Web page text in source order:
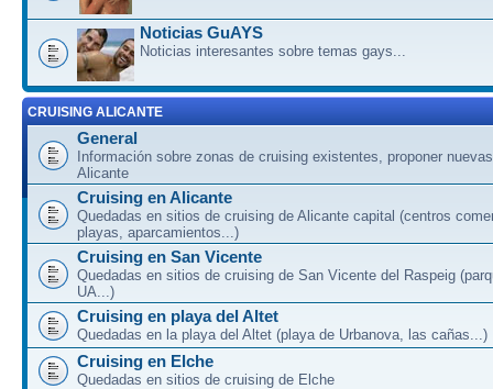
Noticias GuAYS
Noticias interesantes sobre temas gays...
CRUISING ALICANTE
General
Información sobre zonas de cruising existentes, proponer
Alicante
Cruising en Alicante
Quedadas en sitios de cruising de Alicante capital (centros
playas, aparcamientos...)
Cruising en San Vicente
Quedadas en sitios de cruising de San Vicente del Raspeig
UA...)
Cruising en playa del Altet
Quedadas en la playa del Altet (playa de Urbanova, las cañas...)
Cruising en Elche
Quedadas en sitios de cruising de Elche